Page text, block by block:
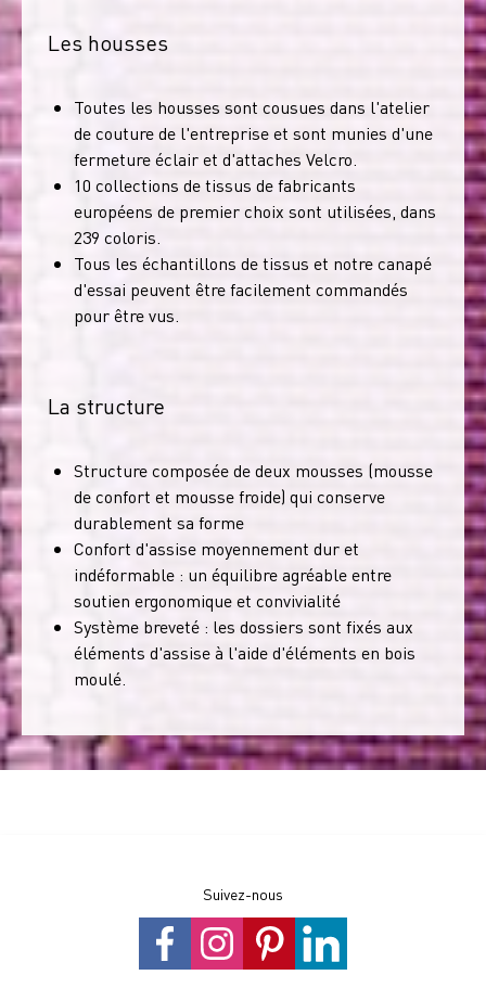
Les housses
Toutes les housses sont cousues dans l'atelier
de couture de l'entreprise et sont munies d'une
fermeture éclair et d'attaches Velcro.
10 collections de tissus de fabricants
européens de premier choix sont utilisées, dans
239 coloris.
Tous les échantillons de tissus et notre canapé
d'essai peuvent être facilement commandés
pour être vus.
La structure
Structure composée de deux mousses (mousse
de confort et mousse froide) qui conserve
durablement sa forme
Confort d'assise moyennement dur et
indéformable : un équilibre agréable entre
soutien ergonomique et convivialité
Système breveté : les dossiers sont fixés aux
éléments d'assise à l'aide d'éléments en bois
moulé.
Suivez-nous